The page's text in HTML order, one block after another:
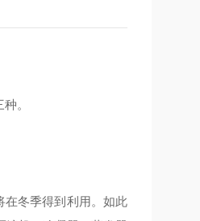
。
在冬季得到利用。如此